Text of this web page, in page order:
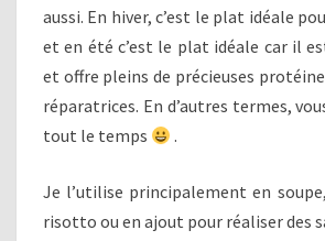
aussi. En hiver, c’est le plat idéale
et en été c’est le plat idéale car il
et offre pleins de précieuses
réparatrices. En d’autres termes,
tout le temps
.
Je l’utilise principalement en
risotto ou en ajout pour réaliser des